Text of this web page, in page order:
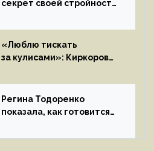
секрет своей стройности:
страстные…»
«Люблю тискать
за кулисами»: Киркоров
к молодой особе
Регина Тодоренко
показала, как готовится
ребенка